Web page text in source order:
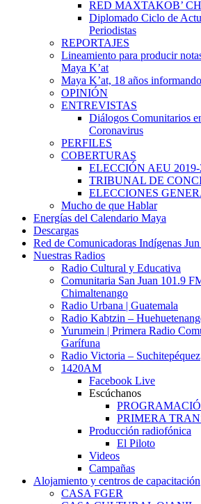
RED MAXTAKOB’
Diplomado Ciclo de
Periodistas
REPORTAJES
Lineamiento para producir
Maya K’at
Maya K’at, 18 años
OPINIÓN
ENTREVISTAS
Diálogos Comunitarios
Coronavirus
PERFILES
COBERTURAS
ELECCIÓN AEU 2019-
TRIBUNAL DE
ELECCIONES
Mucho de que Hablar
Energías del Calendario Maya
Descargas
Red de Comunicadoras Indígenas
Nuestras Radios
Radio Cultural y Educativa
Comunitaria San Juan 101.9
Chimaltenango
Radio Urbana | Guatemala
Radio Kabtzin –
Yurumein | Primera Radio
Garífuna
Radio Victoria – Suchitepéquez
1420AM
Facebook Live
Escúchanos
PRIMERA
Producción radiofónica
El Piloto
Videos
Campañas
Alojamiento y centros de capacitación
CASA FGER